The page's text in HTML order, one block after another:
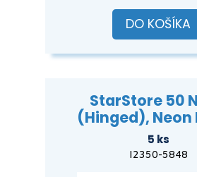
DO KOŠÍKA
StarStore 50
(Hinged), Neon
5 ks
I2350-5848